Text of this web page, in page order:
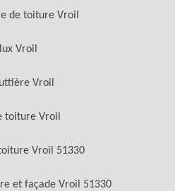
de toiture Vroil
Vroil
Vroil
toiture Vroil
Vroil 51330
et façade Vroil 51330